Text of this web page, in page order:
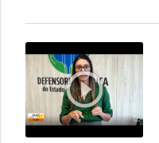
play_circle_outline